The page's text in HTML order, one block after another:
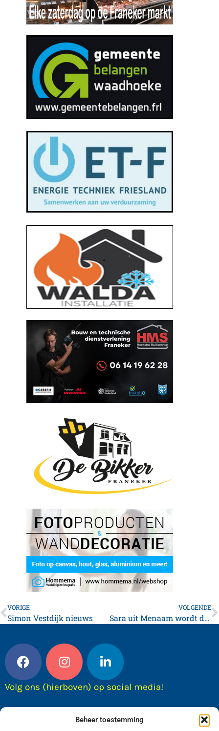
Beheer toestemming
VORIGE
Simon Vestdijk nieuws
VOLGENDE
Sara uit Menaam wordt de nieuwe kinderburgemeester van Waadhoeke
Volg ons (hierboven) op social media!